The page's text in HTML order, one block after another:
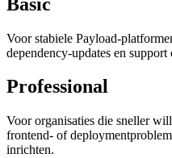
Voor stabiele Payload-
dependency-updates en
Professional
Voor organisaties die sneller
frontend- of
inrichten.